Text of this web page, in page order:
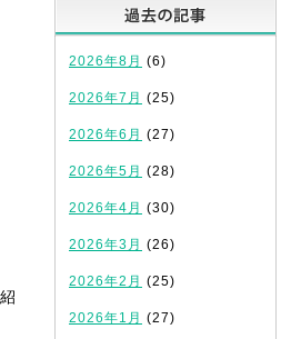
2026年8月 (6)
2026年7月 (25)
2026年6月 (27)
2026年5月 (28)
2026年4月 (30)
2026年3月 (26)
2026年2月 (25)
2026年1月 (27)